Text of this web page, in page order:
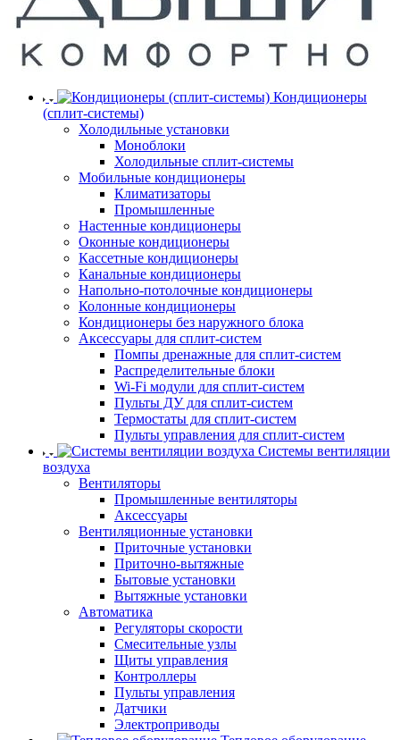
Кондиционеры
(сплит-системы)
Холодильные установки
Моноблоки
Холодильные сплит-системы
Мобильные кондиционеры
Климатизаторы
Промышленные
Настенные кондиционеры
Оконные кондиционеры
Кассетные кондиционеры
Канальные кондиционеры
Напольно-потолочные кондиционеры
Колонные кондиционеры
Кондиционеры без наружного блока
Аксессуары для сплит-систем
Помпы дренажные для сплит-систем
Распределительные блоки
Wi-Fi модули для сплит-систем
Пульты ДУ для сплит-систем
Термостаты для сплит-систем
Пульты управления для сплит-систем
Системы вентиляции
воздуха
Вентиляторы
Промышленные вентиляторы
Аксессуары
Вентиляционные установки
Приточные установки
Приточно-вытяжные
Бытовые установки
Вытяжные установки
Автоматика
Регуляторы скорости
Смесительные узлы
Щиты управления
Контроллеры
Пульты управления
Датчики
Электроприводы